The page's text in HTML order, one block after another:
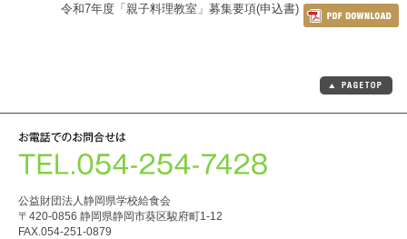
令和7年度「親子料理教室」募集要項(申込書)
公益財団法人静岡県学校給食会
〒420-0856 静岡県静岡市葵区駿府町1-12
FAX.054-251-0879